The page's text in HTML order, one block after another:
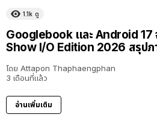
1.1k ดู
Googlebook และ Android 17
Show I/O Edition 2026 สรุปภ
โดย Attapon Thaphaengphan
3 เดือนที่แล้ว
อ่านเพิ่มเติม